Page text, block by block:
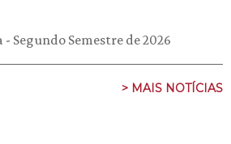
Segundo Semestre de 2026
> MAIS NOTÍCIAS